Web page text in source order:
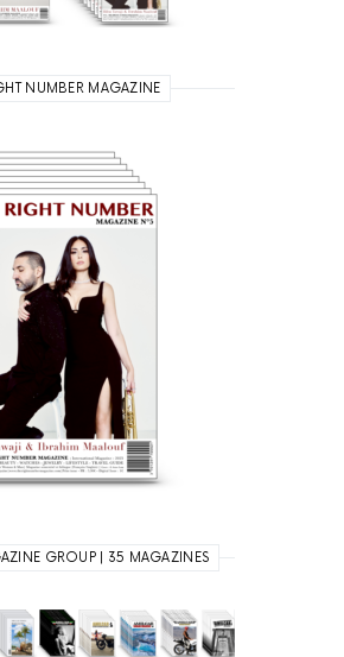
NUMBER MAGAZINE
GROUP | 35 MAGAZINES